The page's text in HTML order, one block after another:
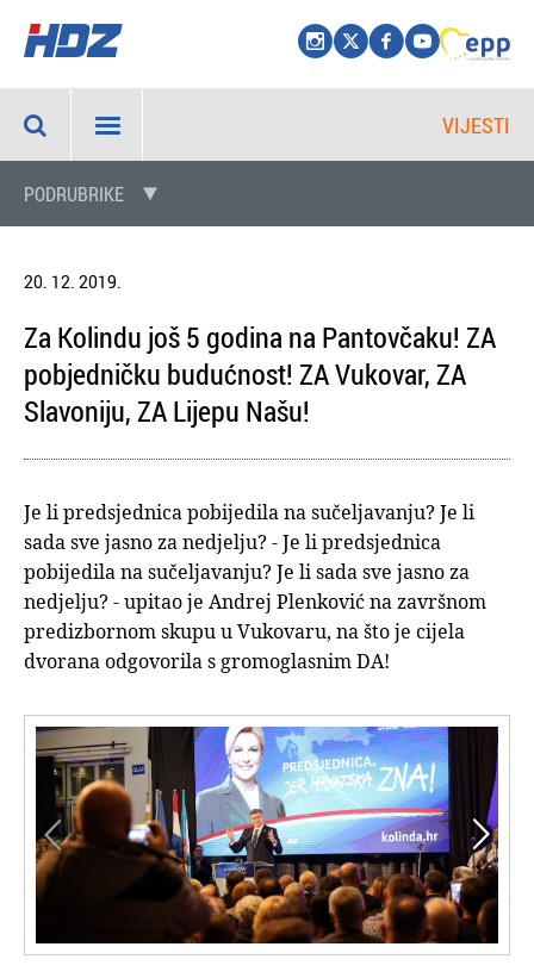
VIJESTI
PODRUBRIKE
20. 12. 2019.
Za Kolindu još 5 godina na Pantovčaku! ZA
pobjedničku budućnost! ZA Vukovar, ZA
Slavoniju, ZA Lijepu Našu!
Je li predsjednica pobijedila na sučeljavanju? Je li
sada sve jasno za nedjelju? - Je li predsjednica
pobijedila na sučeljavanju? Je li sada sve jasno za
nedjelju? - upitao je Andrej Plenković na završnom
predizbornom skupu u Vukovaru, na što je cijela
dvorana odgovorila s gromoglasnim DA!

